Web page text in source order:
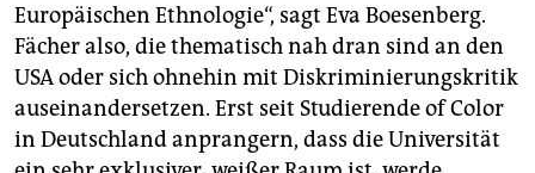
Europäischen Ethnologie“, sagt Eva Boesenberg.
Fächer also, die thematisch nah dran sind an den
USA oder sich ohnehin mit Diskriminierungskritik
auseinandersetzen. Erst seit Studierende of Color
in Deutschland anprangern, dass die Universität